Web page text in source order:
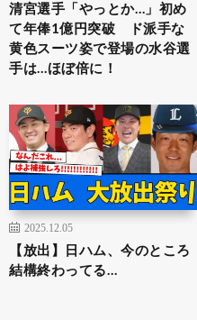
清宮選手「やっとか…」初め
て年俸1億円突破 ド派手な
黄色スーツ姿で登場の水谷選
手は…ほぼ倍に！
2025.12.05
【放出】日ハム、今のところ
結構終わってる…